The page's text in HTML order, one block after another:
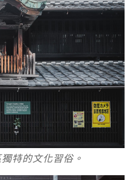
特的文化習俗。